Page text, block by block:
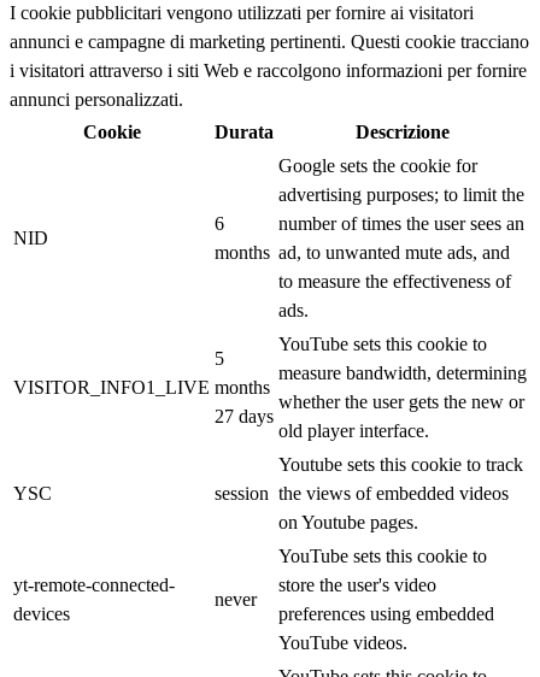
I cookie pubblicitari vengono utilizzati per fornire ai visitatori
annunci e campagne di marketing pertinenti. Questi cookie tracciano
i visitatori attraverso i siti Web e raccolgono informazioni per fornire
annunci personalizzati.
Cookie
Durata Descrizione
NID
6
months
Google sets the cookie for
advertising purposes; to limit the
number of times the user sees an
ad, to unwanted mute ads, and
to measure the effectiveness of
ads.
VISITOR_INFO1_LIVE
5
months
27 days
YouTube sets this cookie to
measure bandwidth, determining
whether the user gets the new or
old player interface.
YSC session
Youtube sets this cookie to track
the views of embedded videos
on Youtube pages.
yt-remote-connected-
devices
never
YouTube sets this cookie to
store the user's video
preferences using embedded
YouTube videos.